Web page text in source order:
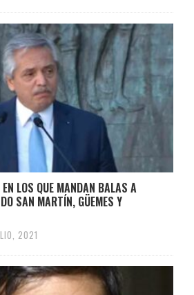
LOS QUE MANDAN BALAS A
SAN MARTÍN, GÜEMES Y
2021